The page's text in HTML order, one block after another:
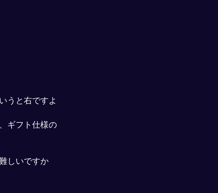
うと右ですよ
ギフト仕様の
しいですか